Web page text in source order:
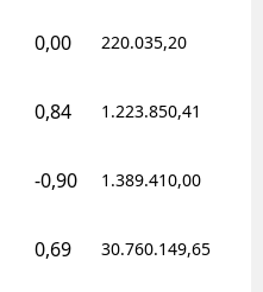
0,00 220.035,20
0,84 1.223.850,41
-0,90 1.389.410,00
0,69 30.760.149,65